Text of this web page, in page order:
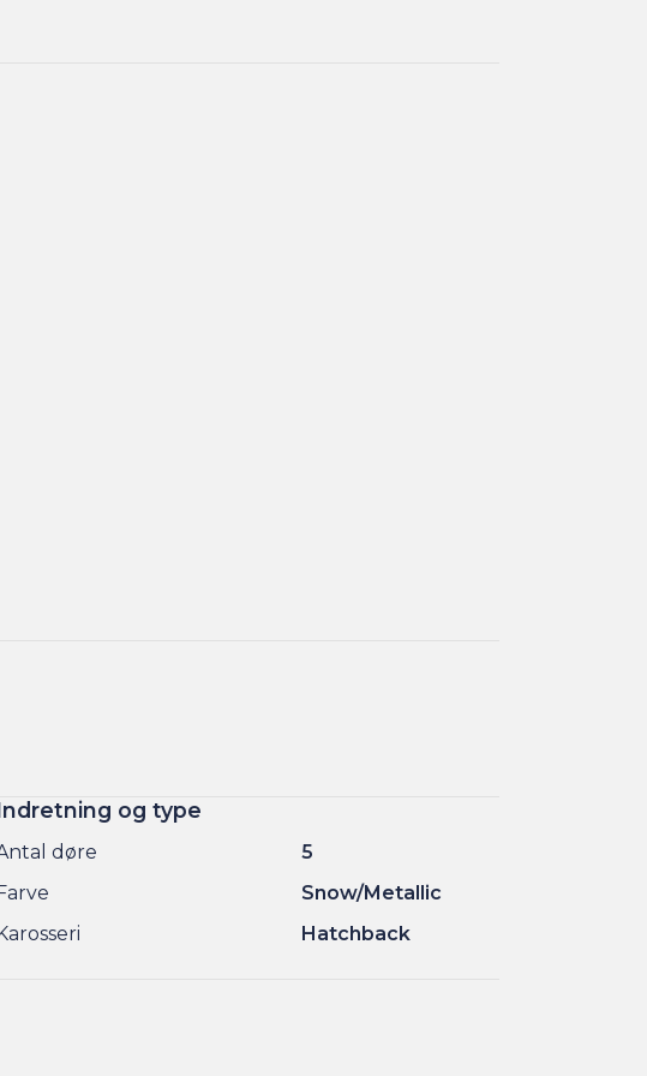
og type
døre
5
Snow/Metallic
Hatchback